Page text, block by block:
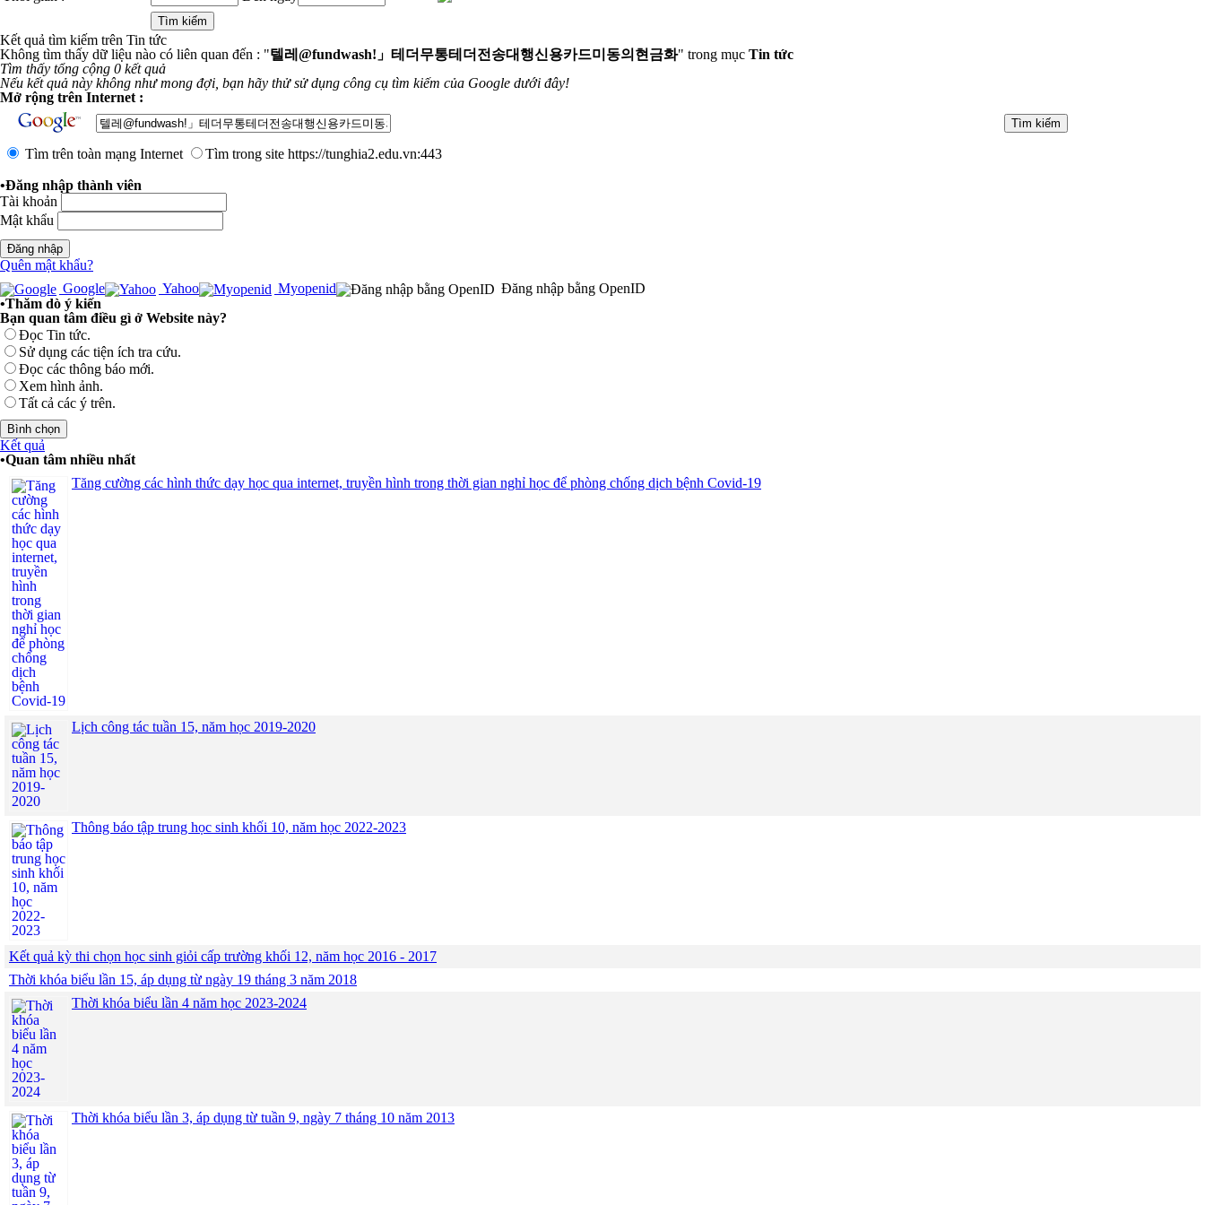
Kết quả tìm kiếm trên Tin tức
Không tìm thấy dữ liệu nào có liên quan đến : "텔레@fundwashǃ」테더무통테더전송대행신용카드미동의현금화" trong mục Tin tức
Tìm thấy tổng cộng 0 kết quả
Nếu kết quả này không như mong đợi, bạn hãy thử sử dụng công cụ tìm kiếm của Google dưới đây!
Mở rộng trên Internet :
Tìm trên toàn mạng Internet Tìm trong site https://tunghia2.edu.vn:443
•Đăng nhập thành viên
Tài khoản
Mật khẩu
Quên mật khẩu?
Đăng nhập bằng OpenID
Google Yahoo
Myopenid
•Thăm dò ý kiến
Bạn quan tâm điều gì ở Website này?
Đọc Tin tức.
Sử dụng các tiện ích tra cứu.
Đọc các thông báo mới.
Xem hình ảnh.
Tất cả các ý trên.
Kết quả
•Quan tâm nhiều nhất
Tăng cường các hình thức dạy học qua internet, truyền hình trong thời gian nghỉ học để phòng chống dịch bệnh Covid-19
Lịch công tác tuần 15, năm học 2019-2020
Thông báo tập trung học sinh khối 10, năm học 2022-2023
Kết quả kỳ thi chọn học sinh giỏi cấp trường khối 12, năm học 2016 - 2017
Thời khóa biểu lần 15, áp dụng từ ngày 19 tháng 3 năm 2018
Thời khóa biểu lần 4 năm học 2023-2024
Thời khóa biểu lần 3, áp dụng từ tuần 9, ngày 7 tháng 10 năm 2013